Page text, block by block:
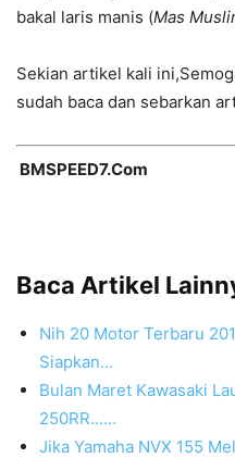
bakal laris manis (Mas
Sekian artikel kali
sudah baca dan sebarkan
BMSPEED7.Com
Baca Artikel
Nih 20 Motor Terbaru
Siapkan…
Bulan Maret Kawasaki
250RR...…
Jika Yamaha NVX 155